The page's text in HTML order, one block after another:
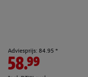
Adviesprijs: 84.95 *
58.99